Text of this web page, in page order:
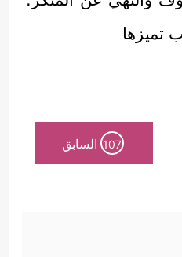
تميزها
107 السابق